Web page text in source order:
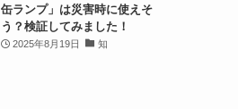
缶ランプ」は災害時に使えそ
う？検証してみました！
2025年8月19日 知